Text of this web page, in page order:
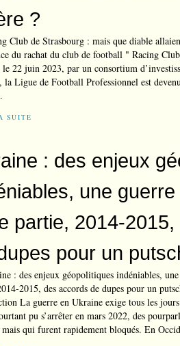
?
du rachat du club de football " Racing
22 juin 2023, par un consortium
la Ligue de Football Professionnel est
SUITE
: des enjeux
une
partie, 2014-
pour un
La guerre en Ukraine exige tous les
pu s’arrêter en mars 2022, des
mais qui furent rapidement bloqués. En